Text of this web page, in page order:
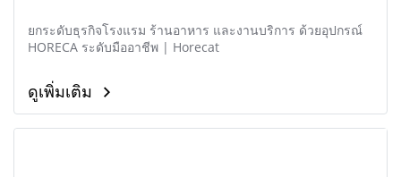
ยกระดับธุรกิจโรงแรม ร้านอาหาร และงานบริการ ด้วยอุปกรณ์
HORECA ระดับมืออาชีพ | Horecat
ดูเพิ่มเติม